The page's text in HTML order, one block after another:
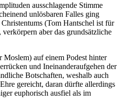
ausschlagende Stimme
unlösbaren Falles ging
(Tom Hantschel ist für
aber das grundsätzliche
auf einem Podest hinter
und Ineinanderaufgehen der
Botschaften, weshalb auch
gereicht, daran dürfte allerdings
euphorisch ausfiel als im